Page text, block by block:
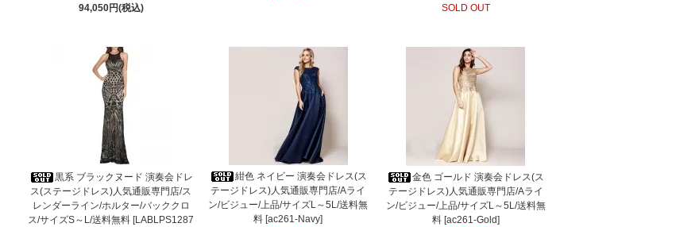
94,050円(税込)
SOLD OUT
黒系 ブラックヌード 演奏会ドレ
ス(ステージドレス)人気通販専門店/ス
レンダーライン/ホルター/バッククロ
ス/サイズS～L/送料無料 [LABLPS1287
紺色 ネイビー 演奏会ドレス(ス
テージドレス)人気通販専門店/Aライ
ン/ビジュー/上品/サイズL～5L/送料無
料 [ac261-Navy]
金色 ゴールド 演奏会ドレス(ス
テージドレス)人気通販専門店/Aライ
ン/ビジュー/上品/サイズL～5L/送料無
料 [ac261-Gold]